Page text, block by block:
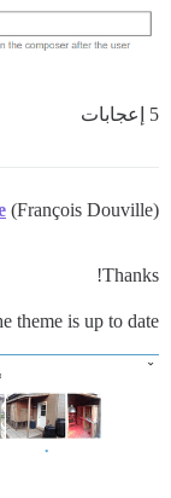
5 إعجابات
(François Douville)
Thanks!
theme is up to date.